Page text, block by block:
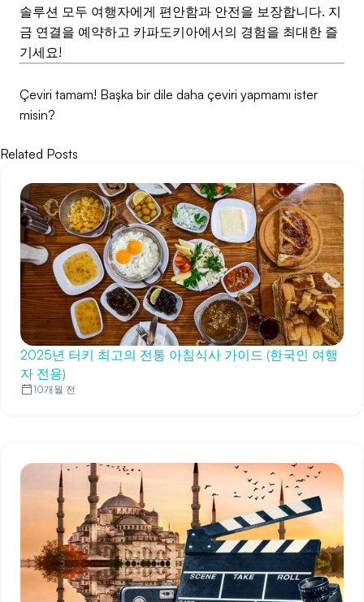
솔루션 모두 여행자에게 편안함과 안전을 보장합니다. 지
금 연결을 예약하고 카파도키아에서의 경험을 최대한 즐
기세요!
Çeviri tamam! Başka bir dile daha çeviri yapmamı ister
misin?
Related Posts
2025년 터키 최고의 전통 아침식사 가이드 (한국인 여행
자 전용)
10개월 전